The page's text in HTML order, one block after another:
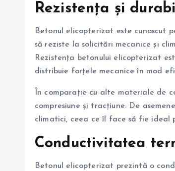
Rezistența și
Betonul elicopterizat este cunoscut
să reziste la solicitări mecanice și
Rezistența betonului elicopterizat
distribuie forțele mecanice în mod
În comparație cu alte materiale de
compresiune și tracțiune. De
climatici, ceea ce îl face să fie ideal
Conductivitatea
Betonul elicopterizat prezintă o